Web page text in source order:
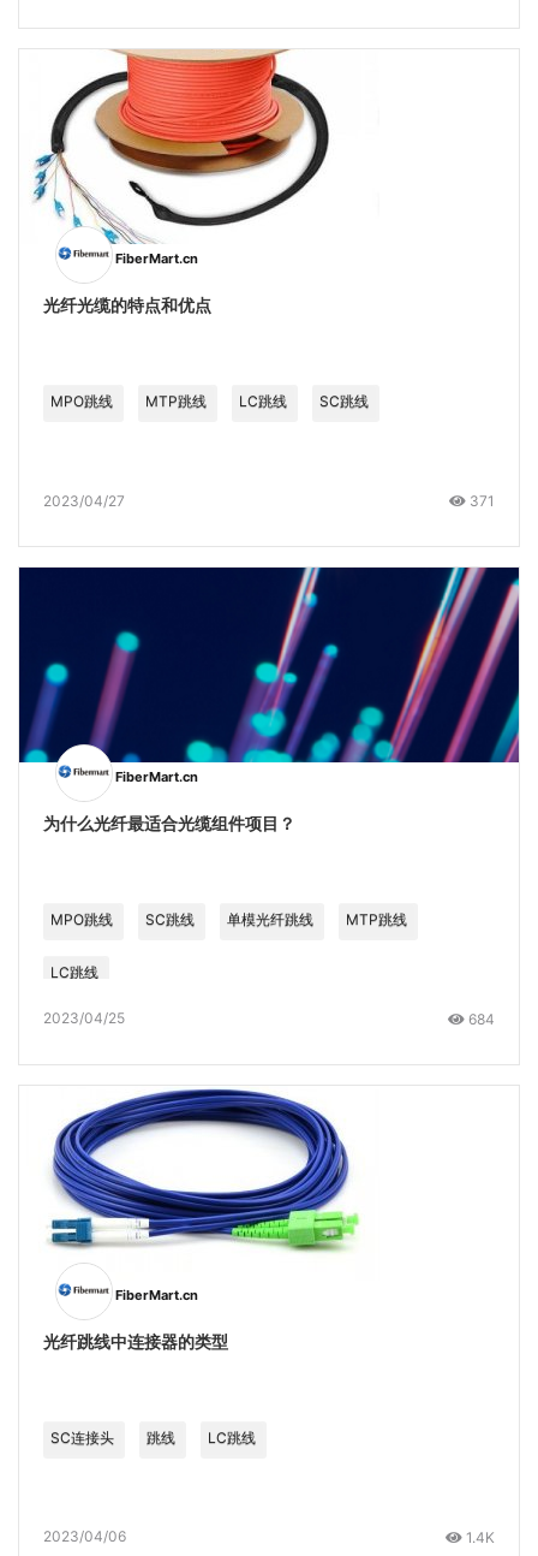
FiberMart.cn
光纤光缆的特点和优点
MPO跳线 MTP跳线 LC跳线 SC跳线
2023/04/27 371
FiberMart.cn
为什么光纤最适合光缆组件项目？
MPO跳线 SC跳线 单模光纤跳线 MTP跳线
LC跳线
2023/04/25 684
FiberMart.cn
光纤跳线中连接器的类型
SC连接头 跳线 LC跳线
2023/04/06 1.4K